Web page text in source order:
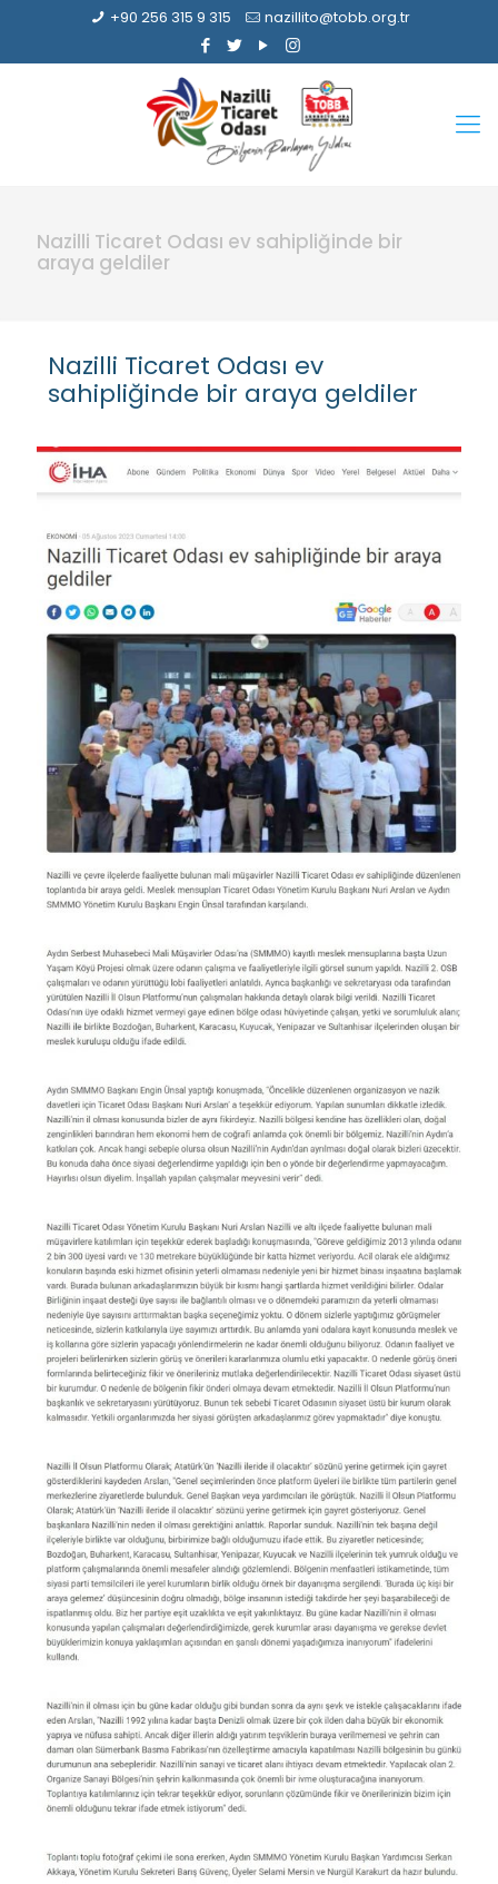
+90 256 315 9 315 nazillito@tobb.org.tr
Nazilli Ticaret Odası ev sahipliğinde bir
araya geldiler
Nazilli Ticaret Odası ev
sahipliğinde bir araya geldiler